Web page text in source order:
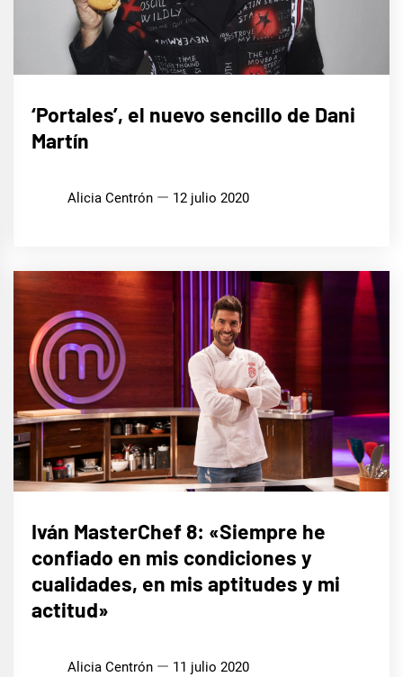
‘Portales’, el nuevo sencillo de Dani
Martín
Alicia Centrón 12 julio 2020
Iván MasterChef 8: «Siempre he
confiado en mis condiciones y
cualidades, en mis aptitudes y mi
actitud»
Alicia Centrón 11 julio 2020